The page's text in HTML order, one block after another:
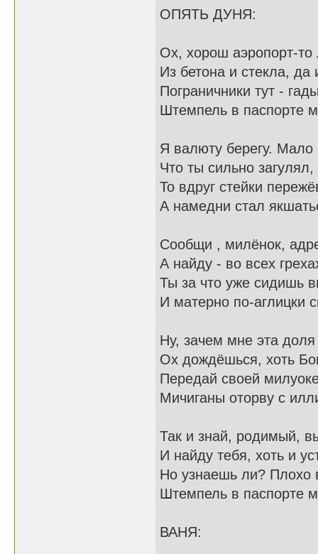
ОПЯТЬ ДУНЯ:
Ох, хорош аэропорт-то
Из бетона и стекла, да
Пограничники тут -
Штемпель в паспорте
Я валюту берегу.
Что ты сильно
То вдруг стейки
А намедни стал
Сообщи , милёнок,
А найду - во всех
Ты за что уже сидишь
И матерно по-аглицки
Ну, зачем мне эта доля
Ох дождёшься, хоть
Передай своей
Мичиганы оторву с
Так и знай, родимый,
И найду тебя, хоть и
Но узнаешь ли? Плохо
Штемпель в паспорте
ВАНЯ: